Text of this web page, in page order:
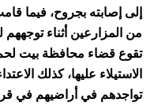
إلى إصابته بجروح، فيما
من المزارعين أثناء
تقوع قضاء محافظة بيت
الاستيلاء عليها، كذلك
تواجدهم في أراضيهم في